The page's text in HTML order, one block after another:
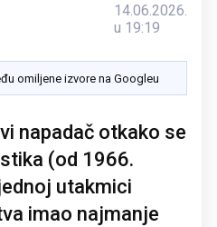
14.06.2026.
u 19:19
omiljene izvore na Googleu
napadač otkako se
(od 1966.
utakmici
imao najmanje